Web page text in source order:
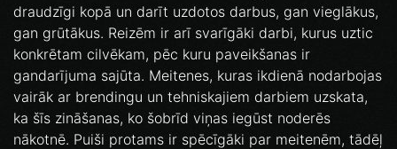
draudzīgi kopā un darīt uzdotos darbus, gan vieglākus,
gan grūtākus. Reizēm ir arī svarīgāki darbi, kurus uztic
konkrētam cilvēkam, pēc kuru paveikšanas ir
gandarījuma sajūta. Meitenes, kuras ikdienā nodarbojas
vairāk ar brendingu un tehniskajiem darbiem uzskata,
ka šīs zināšanas, ko šobrīd viņas iegūst noderēs
nākotnē. Puiši protams ir spēcīgāki par meitenēm, tādēļ